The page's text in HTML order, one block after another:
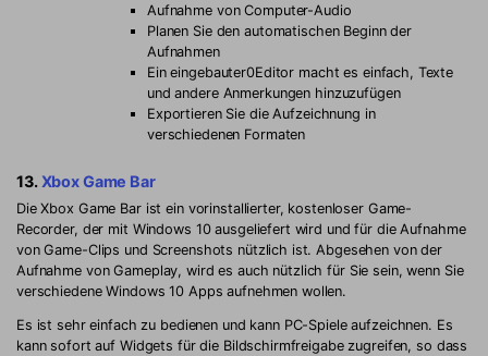
Aufnahme von Computer-Audio
Planen Sie den automatischen Beginn der
Aufnahmen
Ein eingebauter0Editor macht es einfach, Texte
und andere Anmerkungen hinzuzufügen
Exportieren Sie die Aufzeichnung in
verschiedenen Formaten
13. Xbox Game Bar
Die Xbox Game Bar ist ein vorinstallierter, kostenloser Game-
Recorder, der mit Windows 10 ausgeliefert wird und für die Aufnahme
von Game-Clips und Screenshots nützlich ist. Abgesehen von der
Aufnahme von Gameplay, wird es auch nützlich für Sie sein, wenn Sie
verschiedene Windows 10 Apps aufnehmen wollen.
Es ist sehr einfach zu bedienen und kann PC-Spiele aufzeichnen. Es
kann sofort auf Widgets für die Bildschirmfreigabe zugreifen, so dass